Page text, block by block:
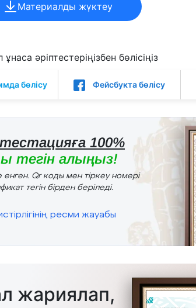
Материалды жүктеу
әріптестеріңізбен бөлісіңіз
бөлісу Фейсбукта бөлісу
100%
тегін алыңыз!
енген. Qr коды мен тіркеу номері
тегін бірден беріледі.
ресми жауабы
жариялап,